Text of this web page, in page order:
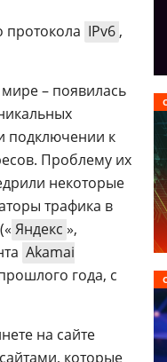
протокола IPv6 ,
– появилась
подключении к
Проблему их
некоторые
трафика в
Яндекс »,
Akamai
года, с
на сайте
которые